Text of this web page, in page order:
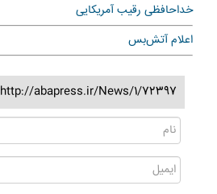
خداحافظی رقیب آمریکایی
اعلام آتش‌بس
http://abapress.ir/News/1/72397